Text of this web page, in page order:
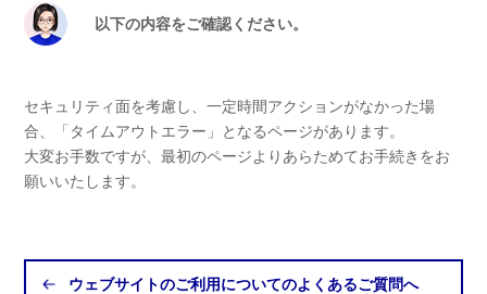
以下の内容をご確認ください。
セキュリティ面を考慮し、一定時間アクションがなかった場
合、「タイムアウトエラー」となるページがあります。
大変お手数ですが、最初のページよりあらためてお手続きをお
願いいたします。​
ウェブサイトのご利用についてのよくあるご質問へ